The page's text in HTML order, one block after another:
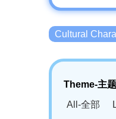
Cultural
Theme-主题
All-全部